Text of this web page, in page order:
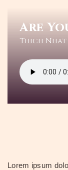
Are
Thich Nhat
Lorem ipsum